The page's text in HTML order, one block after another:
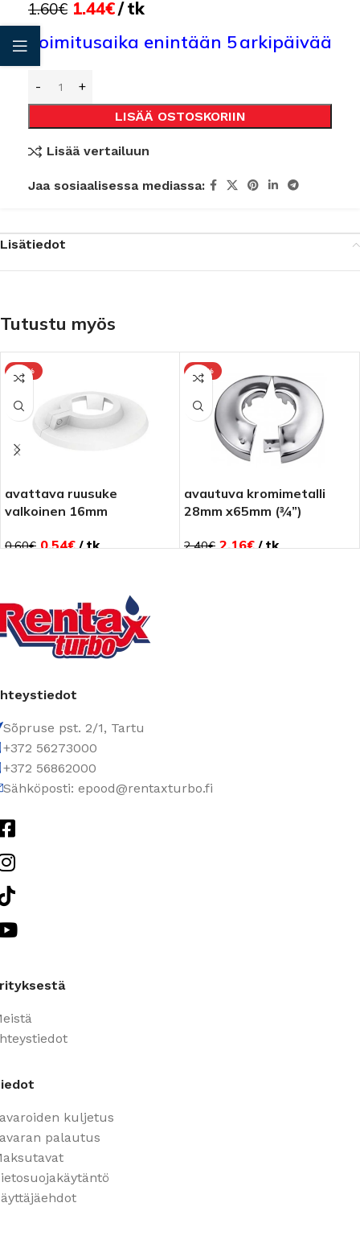
1.60€ 1.44€ tk
Toimitusaika enintään 5 arkipäivää
LISÄÄ OSTOSKORIIN
Lisää vertailuun
Jaa sosiaalisessa mediassa:
Lisätiedot
Tutustu myös
-10%
avattava ruusuke
valkoinen 16mm
0.60€ 0.54€ tk
-10%
avautuva kromimetalli
28mm x65mm (¾”)
2.40€ 2.16€ tk
Sõpruse pst. 2/1, Tartu
+372 56273000
+372 56862000
Sähköposti: epood@rentaxturbo.fi
kuljetus
palautus